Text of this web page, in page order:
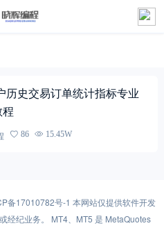
历史交易订单统计指标专业
86 15.45W
备17010782号-1 本网站仅提供软件开发
经纪业务。 MT4、MT5 是 MetaQuotes